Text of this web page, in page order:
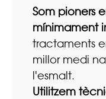
Som pioners
mínimament
tractaments
millor medi
l'esmalt.
Utilitzem